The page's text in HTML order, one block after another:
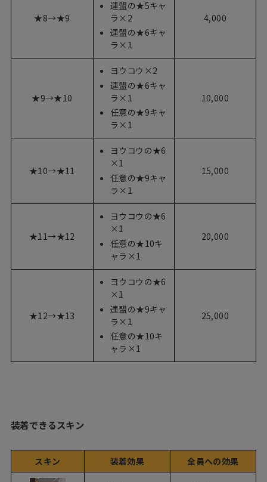
★8→★9
連盟の★5キャ
ラ×2
連盟の★6キャ
ラ×1
4,000
★9→★10
ヨウコウ×2
連盟の★6キャ
ラ×1
任意の★9キャ
ラ×1
10,000
★10→★11
ヨウコウの★6
×1
任意の★9キャ
ラ×1
15,000
★11→★12
ヨウコウの★6
×1
任意の★10キ
ャラ×1
20,000
★12→★13
ヨウコウの★6
×1
連盟の★9キャ
ラ×1
任意の★10キ
ャラ×1
25,000
装着できるスキン
スキン 装着効果 全員への効果